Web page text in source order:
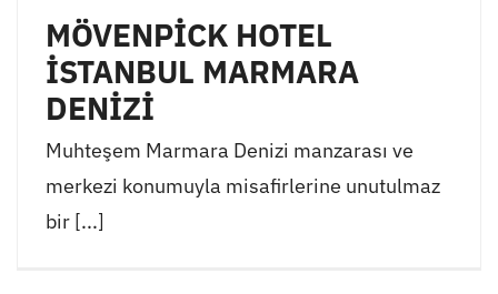
MÖVENPİCK HOTEL
İSTANBUL MARMARA
DENİZİ
Muhteşem Marmara Denizi manzarası ve
merkezi konumuyla misafirlerine unutulmaz
bir [...]